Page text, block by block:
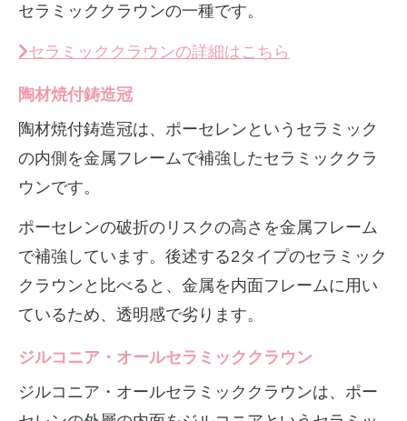
セラミッククラウンの一種です。
セラミッククラウンの詳細はこちら
陶材焼付鋳造冠
陶材焼付鋳造冠は、ポーセレンというセラミック
の内側を金属フレームで補強したセラミッククラ
ウンです。
ポーセレンの破折のリスクの高さを金属フレーム
で補強しています。後述する2タイプのセラミック
クラウンと比べると、金属を内面フレームに用い
ているため、透明感で劣ります。
ジルコニア・オールセラミッククラウン
ジルコニア・オールセラミッククラウンは、ポー